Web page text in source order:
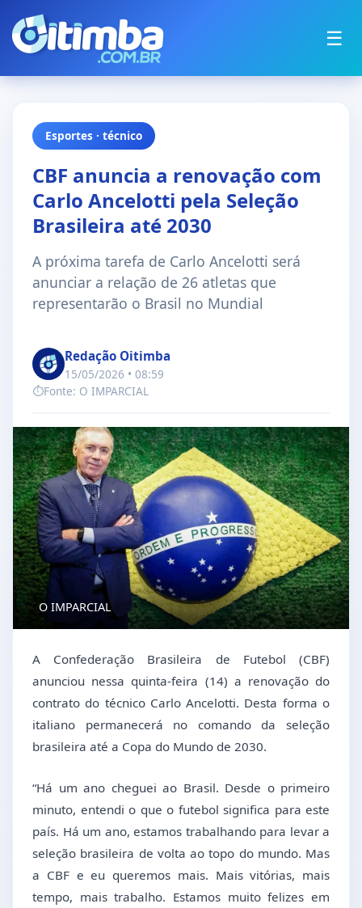
☰
Esportes · técnico
CBF anuncia a renovação com
Carlo Ancelotti pela Seleção
Brasileira até 2030
A próxima tarefa de Carlo Ancelotti será
anunciar a relação de 26 atletas que
representarão o Brasil no Mundial
Redação Oitimba
15/05/2026 • 08:59
⏱️Fonte: O IMPARCIAL
O IMPARCIAL
A Confederação Brasileira de Futebol (CBF)
anunciou nessa quinta-feira (14) a renovação do
contrato do técnico Carlo Ancelotti. Desta forma o
italiano permanecerá no comando da seleção
brasileira até a Copa do Mundo de 2030.
“Há um ano cheguei ao Brasil. Desde o primeiro
minuto, entendi o que o futebol significa para este
país. Há um ano, estamos trabalhando para levar a
seleção brasileira de volta ao topo do mundo. Mas
a CBF e eu queremos mais. Mais vitórias, mais
tempo, mais trabalho. Estamos muito felizes em